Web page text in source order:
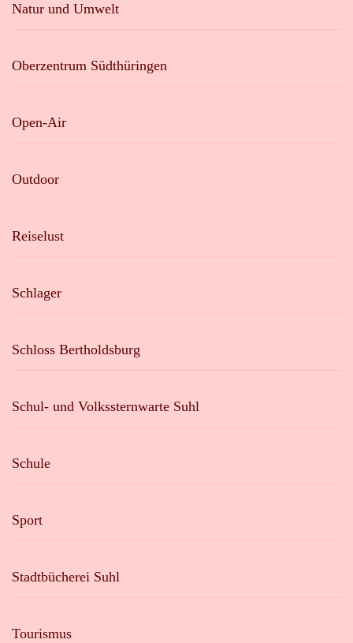
Natur und Umwelt
Oberzentrum Südthüringen
Open-Air
Outdoor
Reiselust
Schlager
Schloss Bertholdsburg
Schul- und Volkssternwarte Suhl
Schule
Sport
Stadtbücherei Suhl
Tourismus